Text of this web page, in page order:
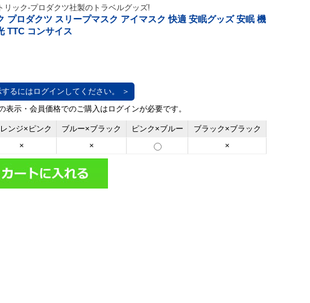
リック-プロダクツ社製のトラベルグッズ!
ロダクツ スリープマスク アイマスク 快適 安眠グッズ 安眠 機
TTC コンサイス
るにはログインしてください。 ＞
ンジ×ピンク ブルー×ブラック ピンク×ブルー
ブラック×ブラック
× × ×